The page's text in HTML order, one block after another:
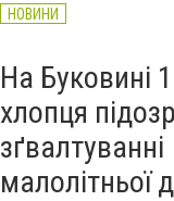
НОВИНИ
На Буковині
хлопця
зґвалтуванні
малолітньої